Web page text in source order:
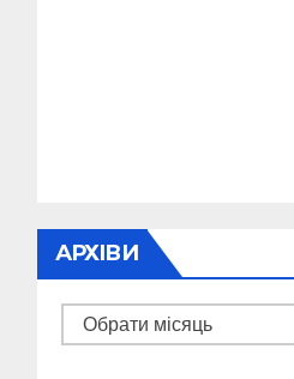
АРХІВИ
Архіви